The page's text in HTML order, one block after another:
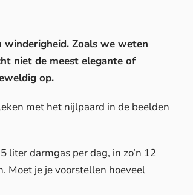
Zoals we weten
niet de meest elegante of
op.
met het nijlpaard in de beelden
liter darmgas per dag, in zo’n 12
Moet je je voorstellen hoeveel